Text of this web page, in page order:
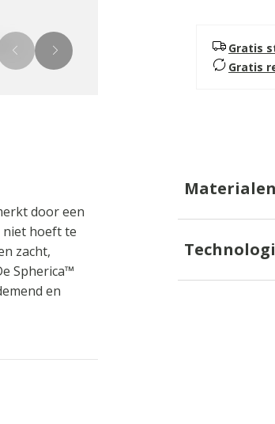
Gratis
Gratis
door een
niet hoeft te
zacht,
Spherica™
en
Materialen